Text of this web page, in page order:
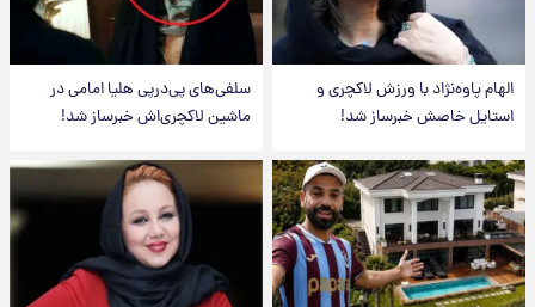
الهام پاوه‌نژاد با ورزش لاکچری و
استایل خاصش خبرساز شد!
سلفی‌های پی‌درپی هلیا امامی در
ماشین لاکچری‌اش خبرساز شد!